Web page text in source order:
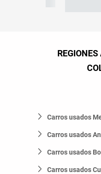
Carros usados
Carros usados
Carros usados
Carros usados